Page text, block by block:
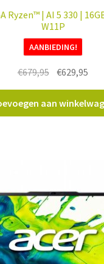
Ryzen™ | AI 5 330 |
W11P
AANBIEDING!
€679,95
was:
€679,95.
€629,95
is:
aan